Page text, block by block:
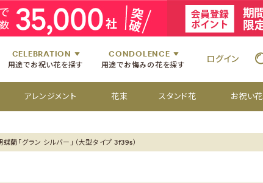
CELEBRATION
用途でお祝い花を探す
お花
お花
楽屋見舞いのお花
個展・展覧会のお花
CONDOLENCE
用途でお悔みの花を探す
四十九日のお供え花
百か日のお供え花
お彼岸のお供え花
供花[通夜・葬儀・告別式]
ログイン
アレンジメント 花束 スタンド花 お祝い花
蝶蘭「グラン シルバー」（大型タイプ 3f39s）